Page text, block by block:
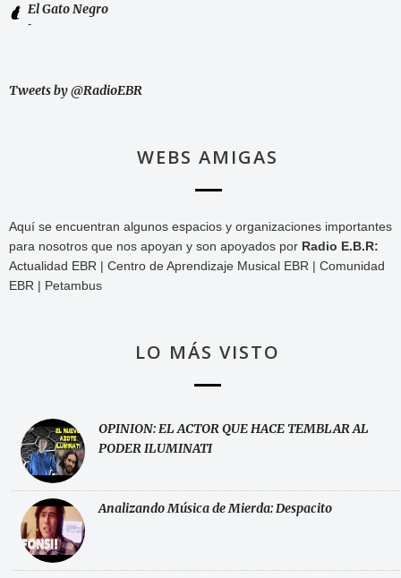
El Gato Negro
-
Tweets by @RadioEBR
WEBS AMIGAS
Aquí se encuentran algunos espacios y organizaciones importantes
para nosotros que nos apoyan y son apoyados por Radio E.B.R:
Actualidad EBR | Centro de Aprendizaje Musical EBR | Comunidad
EBR | Petambus
LO MÁS VISTO
OPINION: EL ACTOR QUE HACE TEMBLAR AL
PODER ILUMINATI
Analizando Música de Mierda: Despacito